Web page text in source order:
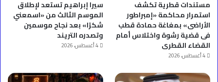
مستندات قطرية تكشف
استمرار محاكمة «إمبراطور
الأراضى» بمغاغة حمادة قطب
فى قضية رشوة واختلاس أمام
القضاء القطرى
4 أغسطس، 2026
سيرا إبراهيم تستعد لإطلاق
الموسم الثالث من «اسمعني
شكرًا» بعد نجاح موسمين
وتصدره التريند
4 أغسطس، 2026